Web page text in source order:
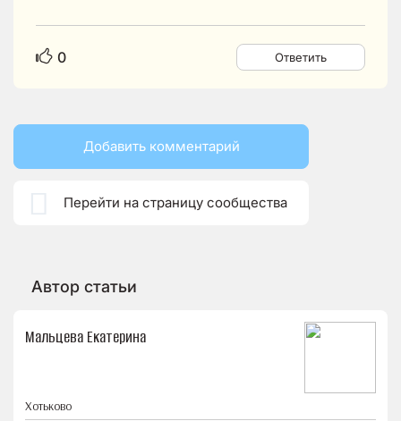
0 Ответить
Добавить комментарий
Перейти на страницу сообщества
Автор статьи
Мальцева Екатерина
Хотьково